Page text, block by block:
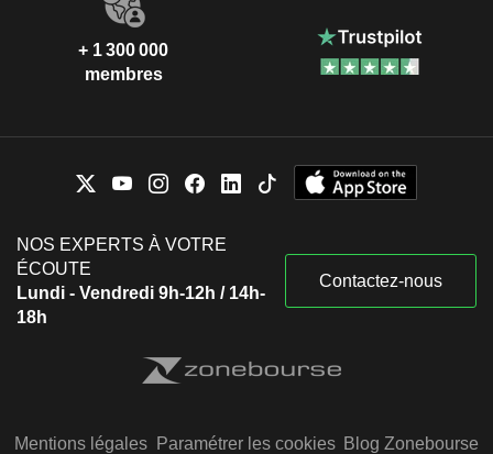
+ 1 300 000
membres
NOS EXPERTS À VOTRE
ÉCOUTE
Lundi - Vendredi 9h-12h / 14h-
18h
Contactez-nous
Mentions légales Paramétrer les cookies Blog Zonebourse